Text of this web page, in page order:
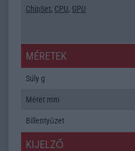
ChipSet, CPU, GPU
MÉRETEK
Súly g
Méret mm
Billentyűzet
KIJELZŐ